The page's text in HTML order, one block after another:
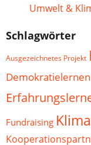
Umwelt &
Schlagwörter
Ausgezeichnetes Projekt
Demokratielernen
Fundraising Klima